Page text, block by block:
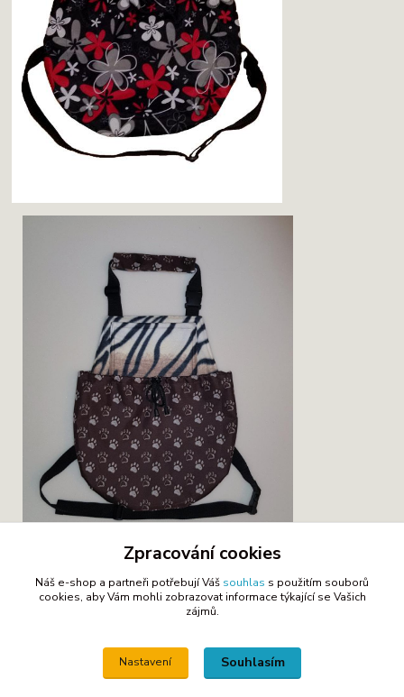
Zboží zařazeno v kategoriích
Zpracování cookies
Náš e-shop a partneři potřebují Váš souhlas s použitím souborů
cookies, aby Vám mohli zobrazovat informace týkající se Vašich
zájmů.
Nastavení Souhlasím